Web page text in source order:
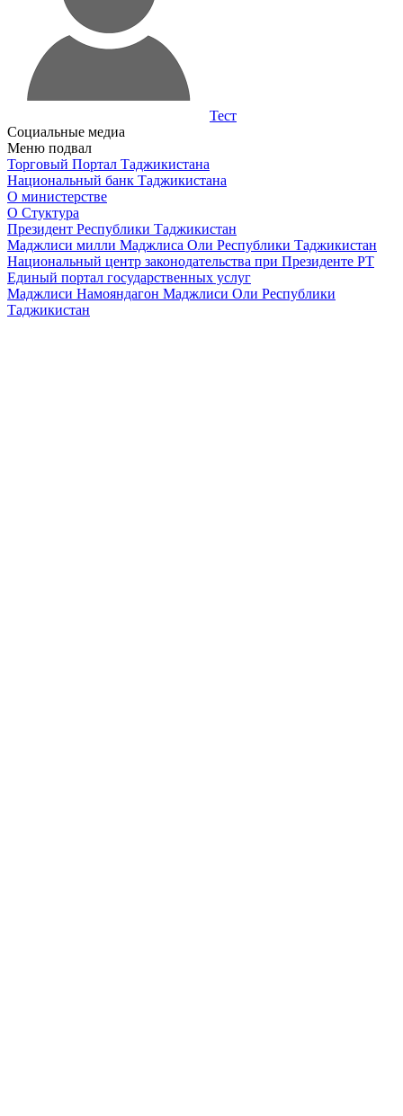
Тест
Социальные медиа
Меню подвал
Торговый Портал Таджикистана
Национальный банк Таджикистана
О министерстве
О Стуктура
Президент Республики Таджикистан
Маджлиси милли Маджлиса Оли Республики Таджикистан
Национальный центр законодательства при Президенте РТ
Единый портал государственных услуг
Маджлиси Намояндагон Маджлиси Оли Республики
Таджикистан